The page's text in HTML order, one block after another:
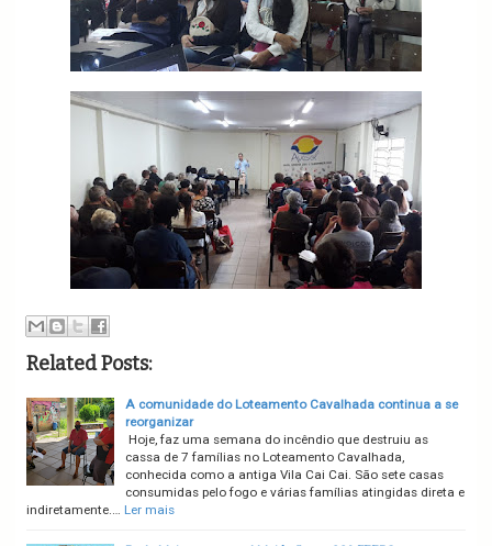
Related Posts:
A comunidade do Loteamento Cavalhada continua a se
reorganizar
Hoje, faz uma semana do incêndio que destruiu as
cassa de 7 famílias no Loteamento Cavalhada,
conhecida como a antiga Vila Cai Cai. São sete casas
consumidas pelo fogo e várias famílias atingidas direta e
indiretamente.… Ler mais